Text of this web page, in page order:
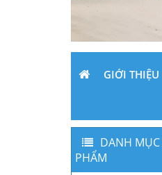
GIỚI THIỆU
DANH MỤC
PHẨM